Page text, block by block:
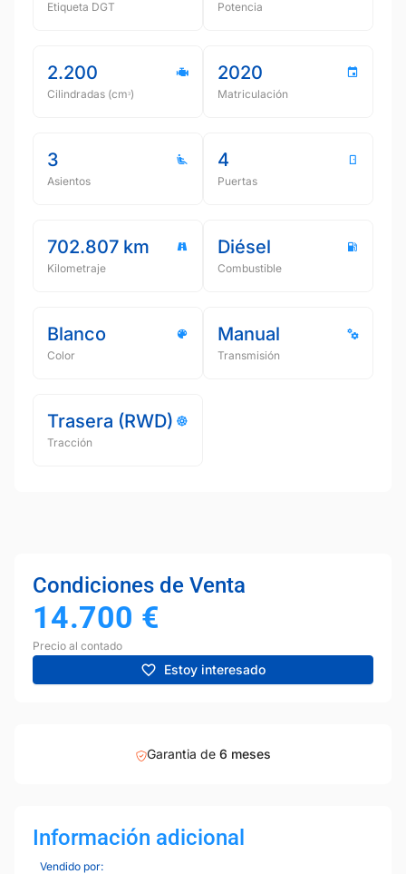
Etiqueta DGT Potencia
2.200
Cilindradas (cmᵌ)
2020
Matriculación
3
Asientos
4
Puertas
702.807 km
Kilometraje
Diésel
Combustible
Blanco
Color
Manual
Transmisión
Trasera (RWD)
Tracción
Condiciones de Venta
14.700 €
Precio al contado
Estoy interesado
Garantia de 6 meses
Información adicional
Vendido por: